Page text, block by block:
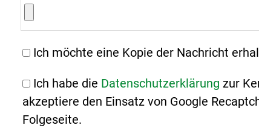
Ich möchte eine Kopie der Nachricht
Ich habe die Datenschutzerklärung zur
akzeptiere den Einsatz von Google
Folgeseite.